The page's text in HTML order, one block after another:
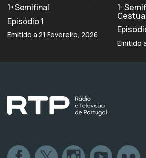
1ª Semifinal
Episódio 1
Emitido a 21 Fevereiro, 2026
1ª
Emitido